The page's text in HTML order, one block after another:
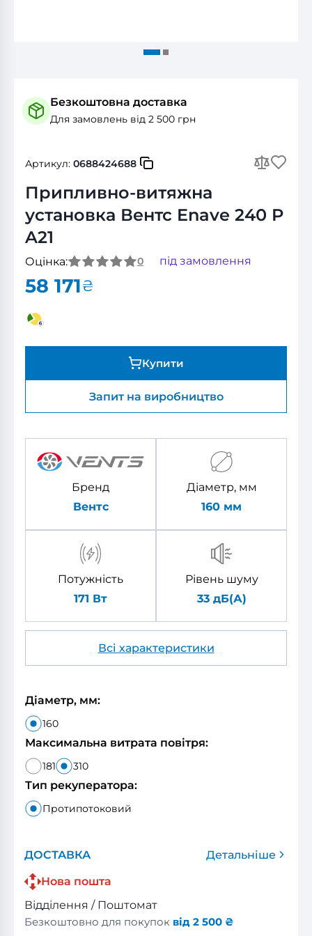
Безкоштовна доставка
Для замовлень від 2 500 грн
Артикул: 0688424688
Припливно-витяжна
установка Вентс Enave 240 P
A21
Оцінка: 0 під замовлення
58 171₴
Купити
Запит на виробництво
Бренд
Вентс
Діаметр, мм
160 мм
Потужність
171 Вт
Рівень шуму
33 дБ(А)
Всі характеристики
Діаметр, мм:
160
Максимальна витрата повітря:
181 310
Тип рекуператора:
Протипотоковий
ДОСТАВКА
Детальніше
Нова пошта
Відділення / Поштомат
Безкоштовно для покупок від 2 500 ₴